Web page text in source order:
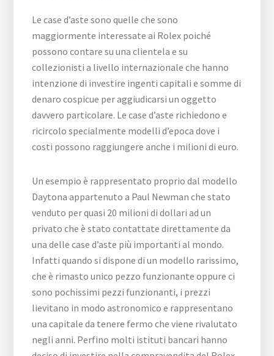
Le case d’aste sono quelle che sono
maggiormente interessate ai Rolex poiché
possono contare su una clientela e su
collezionisti a livello internazionale che hanno
intenzione di investire ingenti capitali e somme di
denaro cospicue per aggiudicarsi un oggetto
davvero particolare. Le case d’aste richiedono e
ricircolo specialmente modelli d’epoca dove i
costi possono raggiungere anche i milioni di euro.
Un esempio è rappresentato proprio dal modello
Daytona appartenuto a Paul Newman che stato
venduto per quasi 20 milioni di dollari ad un
privato che è stato contattate direttamente da
una delle case d’aste più importanti al mondo.
Infatti quando si dispone di un modello rarissimo,
che è rimasto unico pezzo funzionante oppure ci
sono pochissimi pezzi funzionanti, i prezzi
lievitano in modo astronomico e rappresentano
una capitale da tenere fermo che viene rivalutato
negli anni. Perfino molti istituti bancari hanno